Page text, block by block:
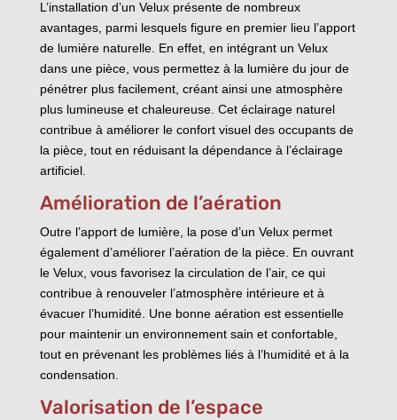
L’installation d’un Velux présente de nombreux
avantages, parmi lesquels figure en premier lieu l’apport
de lumière naturelle. En effet, en intégrant un Velux
dans une pièce, vous permettez à la lumière du jour de
pénétrer plus facilement, créant ainsi une atmosphère
plus lumineuse et chaleureuse. Cet éclairage naturel
contribue à améliorer le confort visuel des occupants de
la pièce, tout en réduisant la dépendance à l’éclairage
artificiel.
Amélioration de l’aération
Outre l’apport de lumière, la pose d’un Velux permet
également d’améliorer l’aération de la pièce. En ouvrant
le Velux, vous favorisez la circulation de l’air, ce qui
contribue à renouveler l’atmosphère intérieure et à
évacuer l’humidité. Une bonne aération est essentielle
pour maintenir un environnement sain et confortable,
tout en prévenant les problèmes liés à l’humidité et à la
condensation.
Valorisation de l’espace